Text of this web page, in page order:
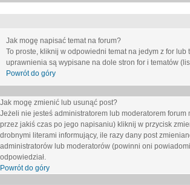
Jak mogę napisać temat na forum?
To proste, kliknij w odpowiedni temat na jedym z for
uprawnienia są wypisane na dole stron for i tematów
Powrót do góry
Jak mogę zmienić lub usunąć post?
Jeżeli nie jesteś administratorem lub moderatorem
przez jakiś czas po jego napisaniu) kliknij w przycisk
drobnymi literami informujący, ile razy dany post
administratorów lub moderatorów (powinni oni
odpowiedział.
Powrót do góry